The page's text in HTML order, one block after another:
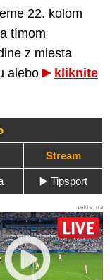
22. kolom
tímom
z miesta
alebo
kliknite
Stream
▶️ Tipsport